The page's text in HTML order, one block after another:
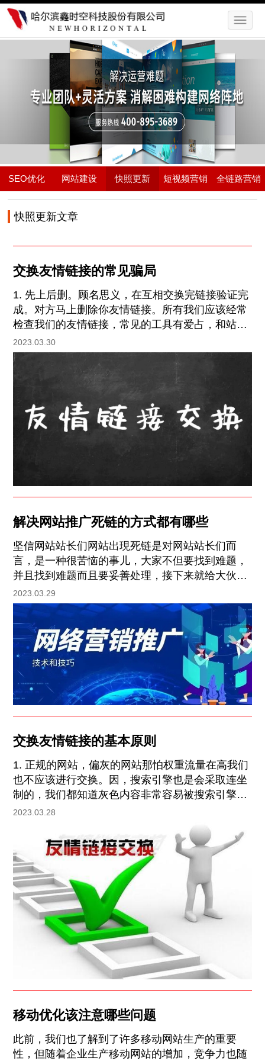
SEO优化 网站建设 快照更新 短视频营销 全链路营销
快照更新文章
交换友情链接的常见骗局
1. 先上后删。顾名思义，在互相交换完链接验证完
成。对方马上删除你友情链接。所有我们应该经常
检查我们的友情链接，常见的工具有爱占，和站长
工具。 2. 加nofollow标签。对方友情链接板块加上
nofollow标签，禁止权重向我们网站转移。那样我
们交换的友情链接是非常没有意义的，还会带来反
2023.03.30
解决网站推广死链的方式都有哪些
坚信网站站长们网站出現死链是对网站站长们而
言，是一种很苦恼的事儿，大家不但要找到难题，
并且找到难题而且要妥善处理，接下来就给大伙说
一下解决死链的方式都有哪些。 一、什么叫死链？
便是一些网页页面在你网站中无法打开，展现出失
效、不正确的网页页面，这种死链原本是存有被百
度搜索引擎百度收录了，之后变成不正确的连接，
就变成死链。 二、死链的呈现方法有很多种多样
2023.03.29
交换友情链接的基本原则
1. 正规的网站，偏灰的网站那怕权重流量在高我们
也不应该进行交换。因，搜索引擎也是会采取连坐
制的，我们都知道灰色内容非常容易被搜索引擎惩
罚，在加上做做灰词的大多采用了黑帽的收费，更
站是可以长久的，当他的网站被惩罚的时候你的网
站也会受到牵连。
2023.03.28
移动优化该注意哪些问题
此前，我们也了解到了许多移动网站生产的重要
性，但随着企业生产移动网站的增加，竞争力也随